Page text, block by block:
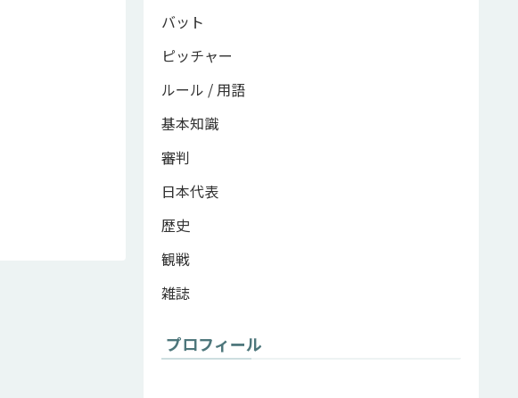
バット
ピッチャー
ルール / 用語
基本知識
審判
日本代表
歴史
観戦
雑誌
プロフィール